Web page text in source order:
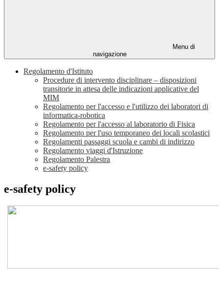
Menu di
navigazione
Regolamento d'Istituto
Procedure di intervento disciplinare – disposizioni
transitorie in attesa delle indicazioni applicative del
MIM
Regolamento per l'accesso e l'utilizzo dei laboratori di
informatica-robotica
Regolamento per l'accesso al laboratorio di Fisica
Regolamento per l'uso temporaneo dei locali scolastici
Regolamenti passaggi scuola e cambi di indirizzo
Regolamento viaggi d'Istruzione
Regolamento Palestra
e-safety policy
e-safety policy